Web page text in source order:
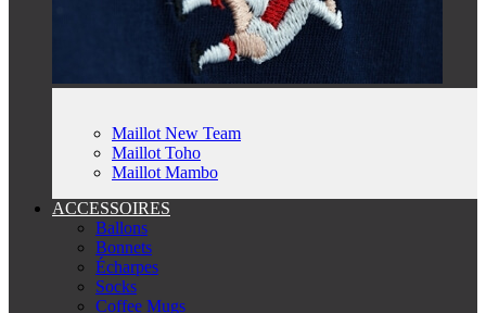
Maillot New Team
Maillot Toho
Maillot Mambo
ACCESSOIRES
Ballons
Bonnets
Écharpes
Socks
Coffee Mugs